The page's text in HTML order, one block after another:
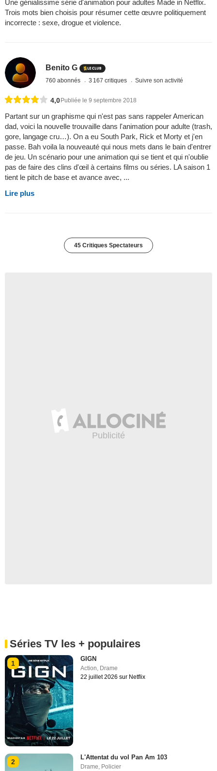
Une génialissime série d'animation pour adultes Made in Netflix.
Trois mots bien choisis pour résumer cette œuvre politiquement
incorrecte : sexe, drogue et violence.
Benito G
760 abonnés 3 167 critiques Suivre son activité
4,0 Publiée le 9 septembre 2018
Partant sur un graphisme qui n'est pas sans rappeler American
dad, voici la nouvelle trouvaille dans l'animation pour adulte (trash,
gore, langage cru…). On a eu South Park, Rick et Morty et j'en
passe. Bah voila la nouveauté qui nous mets dans le bain d'entrer
de jeu. Un scénario pour une animation qui se tient et qui n'oublie
pas de faire des clins d'œil à certains films ou séries. LA saison 1
tient le pitch de base et avance avec, ...
Lire plus
45 Critiques Spectateurs
Séries TV les + populaires
1
GIGN
Action, Drame
22 juillet 2026 sur Netflix
2
L'Attentat du vol Pan Am 103
Drame, Policier